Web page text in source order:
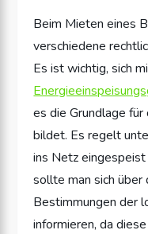
Beim Mieten eines
verschiedene
Es ist wichtig, sich
es die Grundlage
bildet. Es regelt
ins Netz
sollte man sich über
Bestimmungen der
informieren, da